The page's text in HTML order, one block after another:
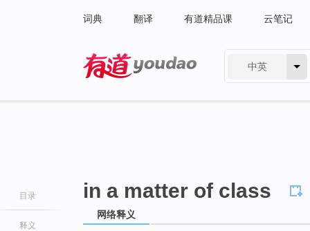
词典 翻译 有道精品课 云笔记
中英
目录
释义
in a matter of class
网络释义